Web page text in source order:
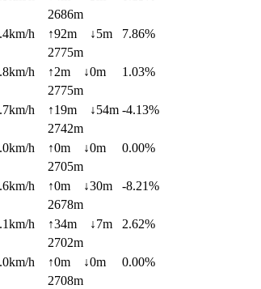
2686m
h ↑92m ↓5m
7.86%
2775m
h ↑2m ↓0m
1.03%
2775m
h ↑19m ↓54m -4.13%
2742m
h ↑0m ↓0m
0.00%
2705m
h ↑0m ↓30m
-8.21%
2678m
h ↑34m ↓7m
2.62%
2702m
h ↑0m ↓0m
0.00%
2708m